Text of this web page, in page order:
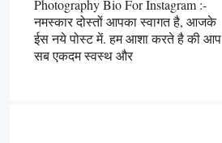
Photography Bio For Instagram :-
नमस्कार दोस्तों आपका स्वागत है, आजके
ईस नये पोस्ट में. हम आशा करते है की आप
सब एकदम स्वस्थ और